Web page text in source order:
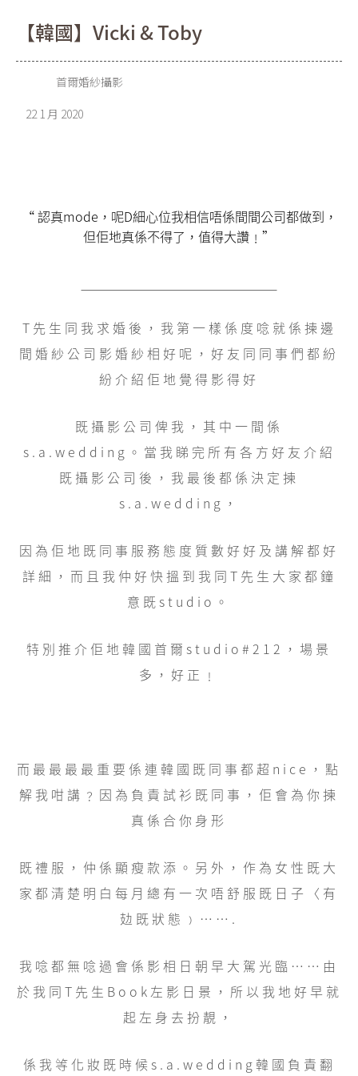
【韓國】Vicki & Toby
首爾婚紗攝影
22 1 月 2020
“ 認真mode，呢D細心位我相信唔係間間公司都做到，
但佢地真係不得了，值得大讚﹗”
T先生同我求婚後，我第一樣係度唸就係揀邊
間婚紗公司影婚紗相好呢，好友同同事們都紛
紛介紹佢地覺得影得好
既攝影公司俾我，其中一間係
s.a.wedding。當我睇完所有各方好友介紹
既攝影公司後，我最後都係決定揀
s.a.wedding，
因為佢地既同事服務態度質數好好及講解都好
詳細，而且我仲好快搵到我同T先生大家都鐘
意既studio。
特別推介佢地韓國首爾studio#212，場景
多，好正﹗
而最最最最重要係連韓國既同事都超nice，點
解我咁講﹖因為負責試衫既同事，佢會為你揀
真係合你身形
既禮服，仲係顯瘦款添。另外，作為女性既大
家都清楚明白每月總有一次唔舒服既日子〈有
攰既狀態﹚…….
我唸都無唸過會係影相日朝早大駕光臨……由
於我同T先生Book左影日景，所以我地好早就
起左身去扮靚，
係我等化妝既時候s.a.wedding韓國負責翻